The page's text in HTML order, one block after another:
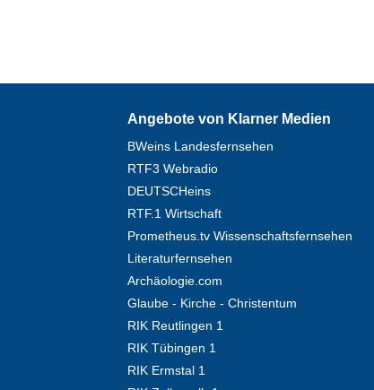
Angebote von Klarner Medien
BWeins Landesfernsehen
RTF3 Webradio
DEUTSCHeins
RTF.1 Wirtschaft
Prometheus.tv Wissenschaftsfernsehen
Literaturfernsehen
Archäologie.com
Glaube - Kirche - Christentum
RIK Reutlingen 1
RIK Tübingen 1
RIK Ermstal 1